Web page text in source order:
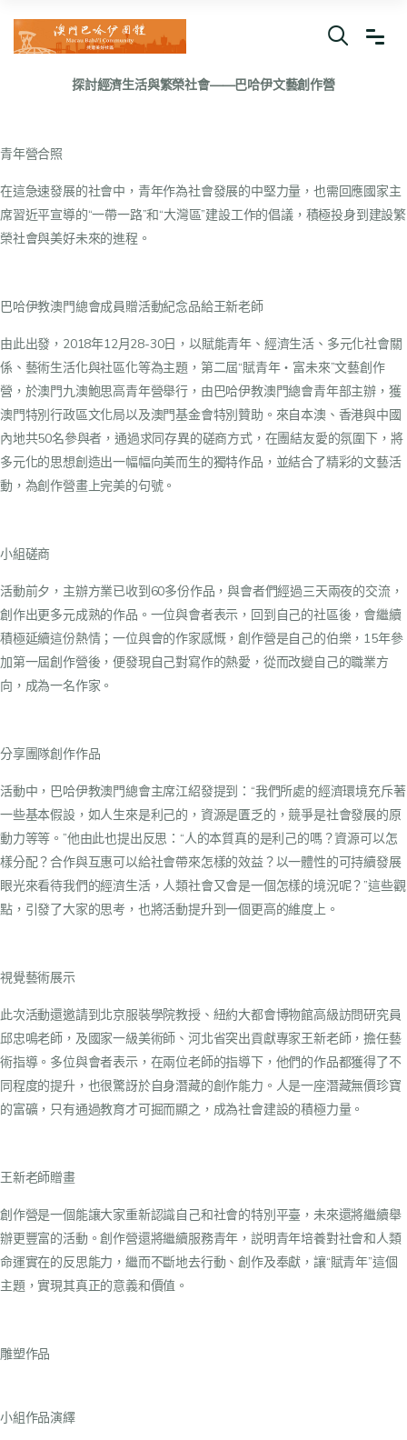
探討經濟生活與繁榮社會——巴哈伊文藝創作營
青年營合照
在這急速發展的社會中，青年作為社會發展的中堅力量，也需回應國家主
席習近平宣導的“一帶一路”和“大灣區”建設工作的倡議，積極投身到建設繁
榮社會與美好未來的進程。
巴哈伊教澳門總會成員贈活動紀念品給王新老師
由此出發，2018年12月28-30日，以賦能青年、經濟生活、多元化社會關
係、藝術生活化與社區化等為主題，第二屆“賦青年・富未來”文藝創作
營，於澳門九澳鮑思高青年營舉行，由巴哈伊教澳門總會青年部主辦，獲
澳門特別行政區文化局以及澳門基金會特別贊助。來自本澳、香港與中國
內地共50名參與者，通過求同存異的磋商方式，在團結友愛的氛圍下，將
多元化的思想創造出一幅幅向美而生的獨特作品，並結合了精彩的文藝活
動，為創作營畫上完美的句號。
小組磋商
活動前夕，主辦方業已收到60多份作品，與會者們經過三天兩夜的交流，
創作出更多元成熟的作品。一位與會者表示，回到自己的社區後，會繼續
積極延續這份熱情；一位與會的作家感慨，創作營是自己的伯樂，15年參
加第一屆創作營後，便發現自己對寫作的熱愛，從而改變自己的職業方
向，成為一名作家。
分享團隊創作作品
活動中，巴哈伊教澳門總會主席江紹發提到：“我們所處的經濟環境充斥著
一些基本假設，如人生來是利己的，資源是匱乏的，競爭是社會發展的原
動力等等。”他由此也提出反思：“人的本質真的是利己的嗎？資源可以怎
樣分配？合作與互惠可以給社會帶來怎樣的效益？以一體性的可持續發展
眼光來看待我們的經濟生活，人類社會又會是一個怎樣的境況呢？”這些觀
點，引發了大家的思考，也將活動提升到一個更高的維度上。
視覺藝術展示
此次活動還邀請到北京服裝學院教授、紐約大都會博物館高級訪問研究員
邱忠鳴老師，及國家一級美術師、河北省突出貢獻專家王新老師，擔任藝
術指導。多位與會者表示，在兩位老師的指導下，他們的作品都獲得了不
同程度的提升，也很驚訝於自身潛藏的創作能力。人是一座潛藏無價珍寶
的富礦，只有通過教育才可掘而顯之，成為社會建設的積極力量。
王新老師贈畫
創作營是一個能讓大家重新認識自己和社會的特別平臺，未來還將繼續舉
辦更豐富的活動。創作營還將繼續服務青年，説明青年培養對社會和人類
命運實在的反思能力，繼而不斷地去行動、創作及奉獻，讓“賦青年”這個
主題，實現其真正的意義和價值。
雕塑作品
小組作品演繹